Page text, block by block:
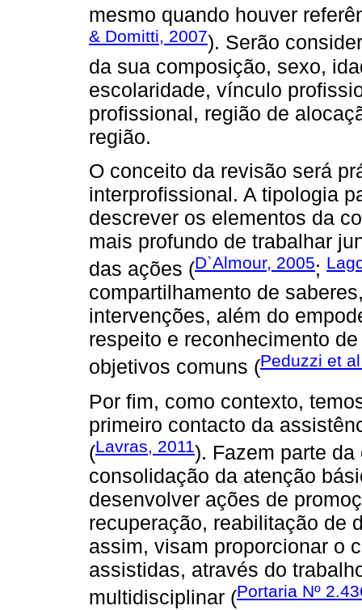
mesmo quando houver
& Domitti, 2007). Serão
da sua composição, sexo,
escolaridade, vínculo
profissional, região de
região.
O conceito da revisão será
interprofissional. A tipologia
descrever os elementos da
mais profundo de trabalhar
das ações (D`Almour, 2005;
compartilhamento de
intervenções, além do
respeito e reconhecimento
objetivos comuns (Peduzzi et
Por fim, como contexto,
primeiro contacto da
(Lavras, 2011). Fazem parte
consolidação da atenção
desenvolver ações de
recuperação, reabilitação de
assim, visam proporcionar o
assistidas, através do
multidisciplinar (Portaria Nº